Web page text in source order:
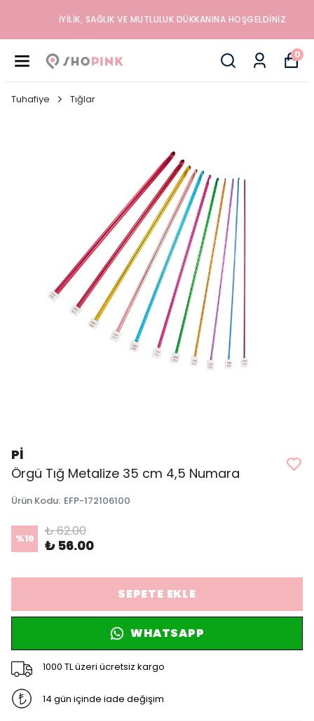
İYILIK, SAĞLIK VE MUTLULUK DÜKKANINA HOŞGELDINIZ
0
Tuhafiye Tığlar
Pİ
Örgü Tığ Metalize 35 cm 4,5 Numara
Ürün Kodu: EFP-172106100
%10 ₺ 62.00
₺ 56.00
SEPETE EKLE
WHATSAPP
1000 TL üzeri ücretsiz kargo
14 gün içinde iade değişim